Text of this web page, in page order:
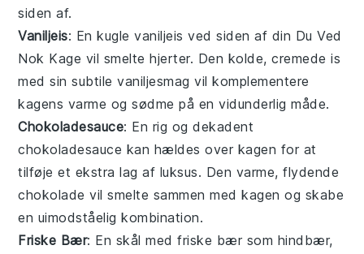
siden af.
Vaniljeis: En kuglevaniljeis ved siden af din Du Ved
Nok Kage vil smelte hjerter. Den kolde, cremedeis
med sin subtilevaniljesmag vil komplementere
kagens varme og sødme på en vidunderlig måde.
Chokoladesauce: En rig og dekadent
chokoladesauce kan hældes over kagen for at
tilføje et ekstra lag af luksus. Den varme, flydende
chokolade vil smelte sammen med kagen og skabe
en uimodståelig kombination.
Friske Bær: En skål medfriske bær som hindbær,